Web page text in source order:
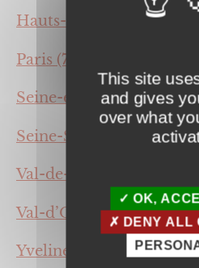
Hauts-de-Seine (92)
Paris (75),
Seine-et-Marne (77),
Seine-Saint-Denis (93),
Val-de-Marne (94),
Val-d’Oise (95),
Yvelines (78).
This site
and gives
over what
OK,
DENY ALL